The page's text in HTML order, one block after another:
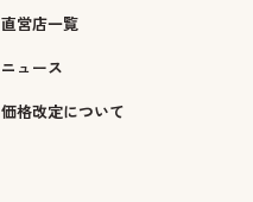
直営店一覧
ニュース
価格改定について